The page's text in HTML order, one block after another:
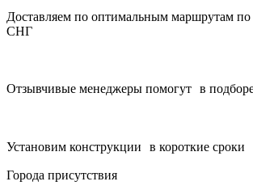
Доставляем по оптимальным маршрутам по
СНГ
Отзывчивые менеджеры помогут в
Установим конструкции в короткие сроки
Города присутствия